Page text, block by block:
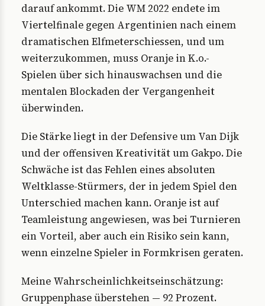
darauf ankommt. Die WM 2022 endete im
Viertelfinale gegen Argentinien nach einem
dramatischen Elfmeterschiessen, und um
weiterzukommen, muss Oranje in K.o.-
Spielen über sich hinauswachsen und die
mentalen Blockaden der Vergangenheit
überwinden.
Die Stärke liegt in der Defensive um Van Dijk
und der offensiven Kreativität um Gakpo. Die
Schwäche ist das Fehlen eines absoluten
Weltklasse-Stürmers, der in jedem Spiel den
Unterschied machen kann. Oranje ist auf
Teamleistung angewiesen, was bei Turnieren
ein Vorteil, aber auch ein Risiko sein kann,
wenn einzelne Spieler in Formkrisen geraten.
Meine Wahrscheinlichkeitseinschätzung:
Gruppenphase überstehen — 92 Prozent.